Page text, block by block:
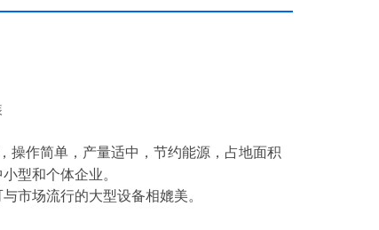
操作简单，产量适中，节约能源，占地面积
型和个体企业。
市场流行的大型设备相媲美。